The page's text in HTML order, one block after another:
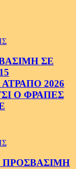
ΣΕ
2026
Ο ΦΡΑΠΕΣ
ΠΡΟΣΒΑΣΙΜΗ